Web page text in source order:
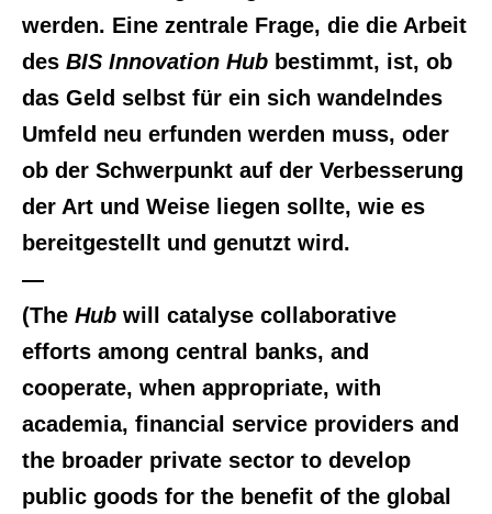
werden. Eine zentrale Frage, die die Arbeit
des BIS Innovation Hub bestimmt, ist, ob
das Geld selbst für ein sich wandelndes
Umfeld neu erfunden werden muss, oder
ob der Schwerpunkt auf der Verbesserung
der Art und Weise liegen sollte, wie es
bereitgestellt und genutzt wird.
—
(The Hub will catalyse collaborative
efforts among central banks, and
cooperate, when appropriate, with
academia, financial service providers and
the broader private sector to develop
public goods for the benefit of the global